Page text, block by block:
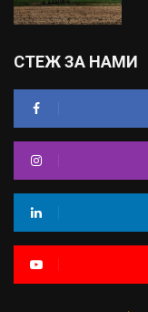
СТЕЖ ЗА НАМИ